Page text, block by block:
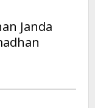
Janda